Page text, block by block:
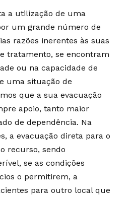
a utilização de uma
um grande número de
razões inerentes às suas
tratamento, se encontram
ou na capacidade de
uma situação de
que a sua evacuação
apoio, tanto maior
de dependência. Na
a evacuação direta para o
recurso, sendo
se as condições
o permitirem, a
para outro local que